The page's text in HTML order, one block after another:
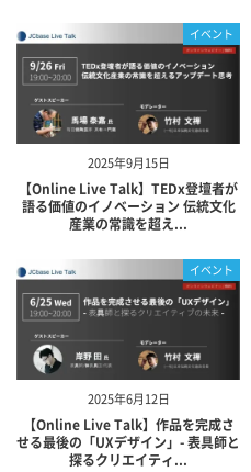
2025年9月15日
イベント
【Online Live Talk】TEDx登壇者が
語る価値のイノベーション 伝統文化
産業の常識を超え...
2025年6月12日
イベント
【Online Live Talk】作品を完成さ
せる最後の「UXデザイン」- 表具師と
探るクリエイティ...